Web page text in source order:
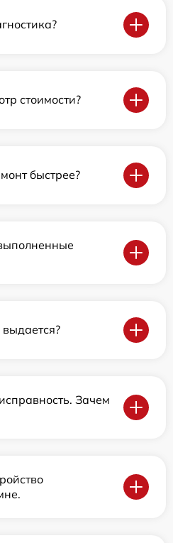
стоимости?
быстрее?
Зачем